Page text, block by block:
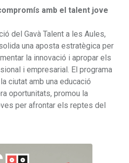
amb el talent jove
del Gavà Talent a les Aules,
una aposta estratègica per
la innovació i apropar els
i empresarial. El programa
ciutat amb una educació
oportunitats, promou la
per afrontar els reptes del